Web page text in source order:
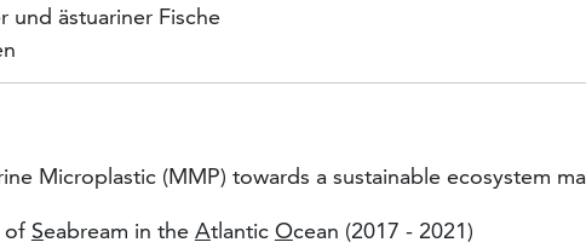
und ästuariner Fische
Microplastic (MMP) towards a sustainable ecosystem
of Seabream in the Atlantic Ocean (2017 - 2021)